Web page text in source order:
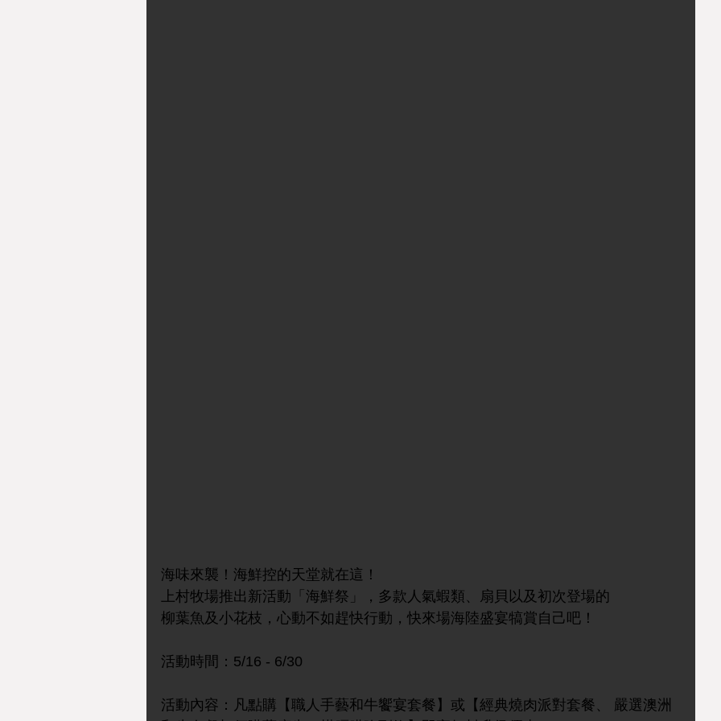
海味來襲！海鮮控的天堂就在這！
上村牧場推出新活動「海鮮祭」，多款人氣蝦類、扇貝以及初次登場的
柳葉魚及小花枝，心動不如趕快行動，快來場海陸盛宴犒賞自己吧！
活動時間：5/16 - 6/30
活動內容：凡點購【職人手藝和牛饗宴套餐】或【經典燒肉派對套餐、 嚴選澳洲